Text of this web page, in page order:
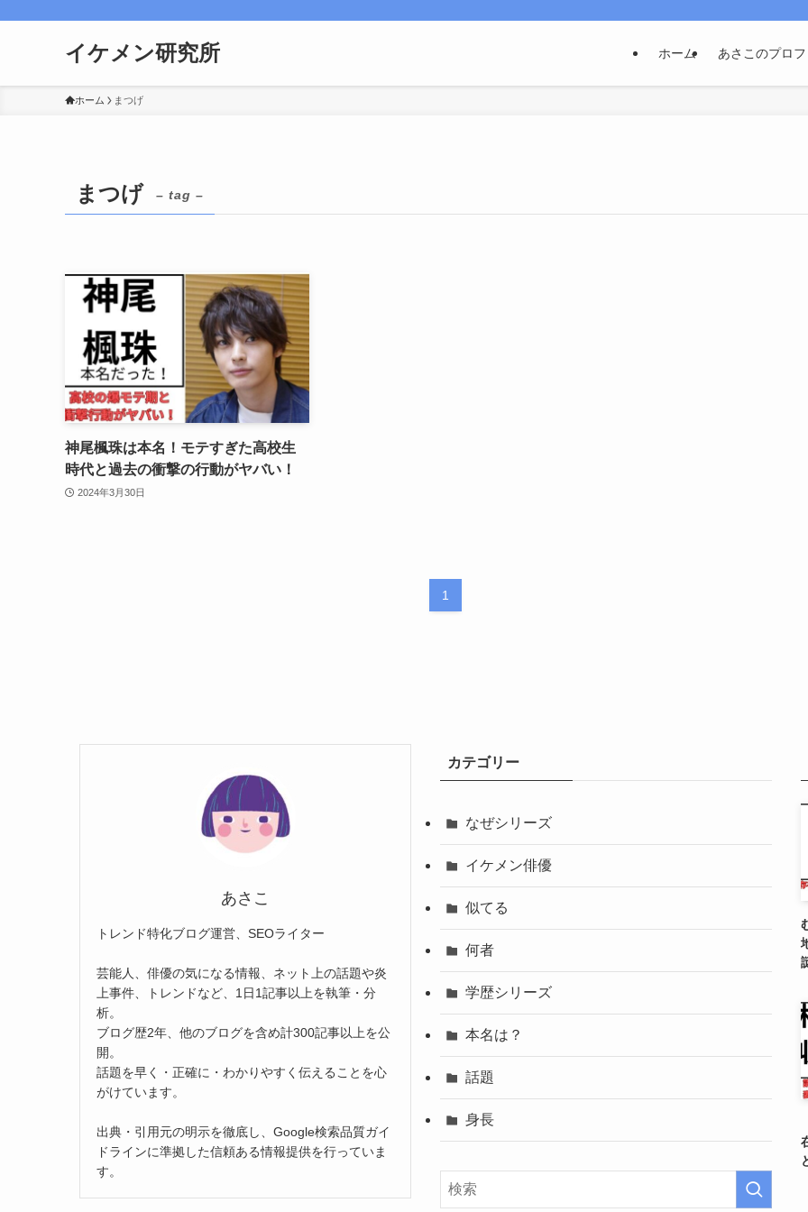
イケメン研究所 ホーム あさこのプロ
ホーム まつげ
まつげ – tag –
神尾楓珠は本名！モテすぎた高校生
時代と過去の衝撃の行動がヤバい！
2024年3月30日
1
あさこ
トレンド特化ブログ運営、SEOライター
芸能人、俳優の気になる情報、ネット上の話題や炎
上事件、トレンドなど、1日1記事以上を執筆・分
析。
ブログ歴2年、他のブログを含め計300記事以上を公
開。
話題を早く・正確に・わかりやすく伝えることを心
がけています。
出典・引用元の明示を徹底し、Google検索品質ガイ
ドラインに準拠した信頼ある情報提供を行っていま
す。
カテゴリー
なぜシリーズ
イケメン俳優
似てる
何者
学歴シリーズ
本名は？
話題
身長